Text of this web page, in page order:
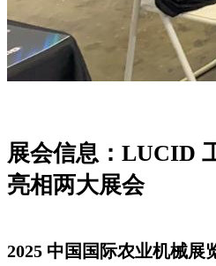
展会信息：LUCID
亮相两大展会
2025 中国国际农业机械展